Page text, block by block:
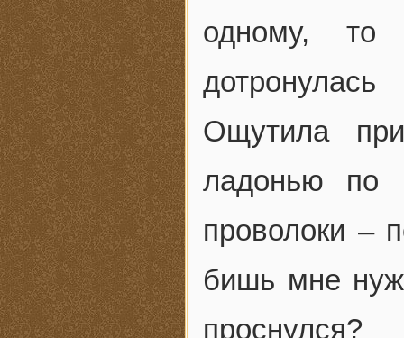
одному, то
Ощутила
ладонью по
проволоки –
бишь мне
проснулся?